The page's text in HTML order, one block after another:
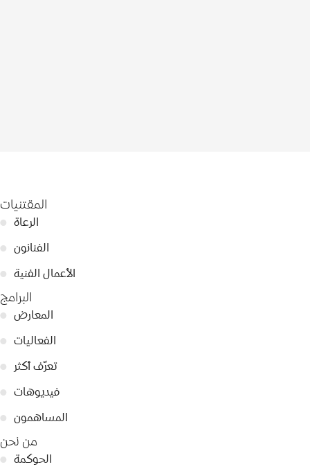
المقتنيات
● الرعاة
● الفنانون
● الأعمال الفنية
البرامج
● المعارض
● الفعاليات
●
تعرّف أكثر
● فيديوهات
● المساهمون
من نحن
● الحوكمة